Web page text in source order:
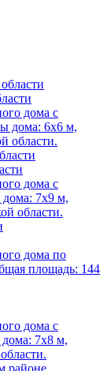
дома с
дома: 6х6 м,
области.
дома с
дома: 7х9 м,
области.
дома по
площадь: 144
дома с
7х8 м,